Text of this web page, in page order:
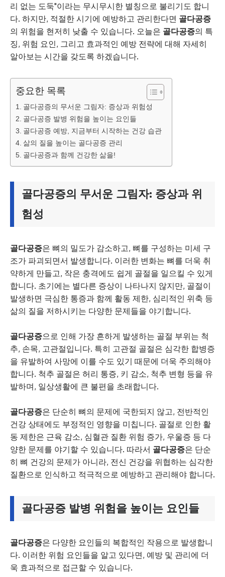
리 없는 도둑"이라는 무시무시한 별칭으로 불리기도 합니
다. 하지만, 적절한 시기에 예방하고 관리한다면 골다공증
의 위험을 현저히 낮출 수 있습니다. 오늘은 골다공증의 특
징, 위험 요인, 그리고 효과적인 예방 전략에 대해 자세히
알아보는 시간을 갖도록 하겠습니다.
중요한 목록
골다공증의 무서운 그림자: 증상과 위험성
골다공증 발병 위험을 높이는 요인들
골다공증 예방, 지금부터 시작하는 건강 습관
삶의 질을 높이는 골다공증 관리
골다공증과 함께 건강한 삶을!
골다공증의 무서운 그림자: 증상과 위
험성
골다공증은 뼈의 밀도가 감소하고, 뼈를 구성하는 미세 구
조가 파괴되면서 발생합니다. 이러한 변화는 뼈를 더욱 취
약하게 만들고, 작은 충격에도 쉽게 골절을 일으킬 수 있게
합니다. 초기에는 별다른 증상이 나타나지 않지만, 골절이
발생하면 극심한 통증과 함께 활동 제한, 심리적인 위축 등
삶의 질을 저하시키는 다양한 문제들을 야기합니다.
골다공증으로 인해 가장 흔하게 발생하는 골절 부위는 척
추, 손목, 고관절입니다. 특히 고관절 골절은 심각한 합병증
을 유발하여 사망에 이를 수도 있기 때문에 더욱 주의해야
합니다. 척추 골절은 허리 통증, 키 감소, 척추 변형 등을 유
발하며, 일상생활에 큰 불편을 초래합니다.
골다공증은 단순히 뼈의 문제에 국한되지 않고, 전반적인
건강 상태에도 부정적인 영향을 미칩니다. 골절로 인한 활
동 제한은 근육 감소, 심혈관 질환 위험 증가, 우울증 등 다
양한 문제를 야기할 수 있습니다. 따라서 골다공증은 단순
히 뼈 건강의 문제가 아니라, 전신 건강을 위협하는 심각한
질환으로 인식하고 적극적으로 예방하고 관리해야 합니다.
골다공증 발병 위험을 높이는 요인들
골다공증은 다양한 요인들의 복합적인 작용으로 발생합니
다. 이러한 위험 요인들을 알고 있다면, 예방 및 관리에 더
욱 효과적으로 접근할 수 있습니다.